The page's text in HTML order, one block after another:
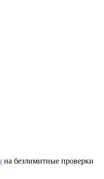
на безлимитные проверки